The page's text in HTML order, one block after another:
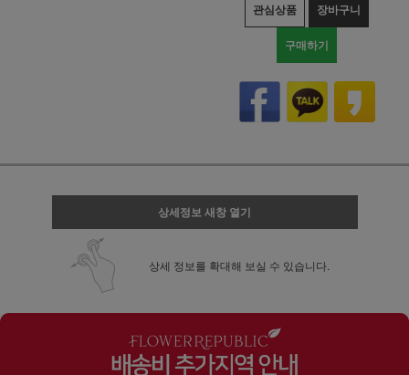
관심상품 장바구니
구매하기
상세정보 새창 열기
상세 정보를 확대해 보실 수 있습니다.